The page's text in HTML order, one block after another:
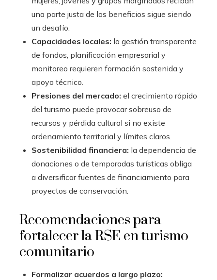
una parte justa de los beneficios sigue siendo
un desafío.
Capacidades locales: la gestión transparente
de fondos, planificación empresarial y
monitoreo requieren formación sostenida y
apoyo técnico.
Presiones del mercado: el crecimiento rápido
del turismo puede provocar sobreuso de
recursos y pérdida cultural si no existe
ordenamiento territorial y límites claros.
Sostenibilidad financiera: la dependencia de
donaciones o de temporadas turísticas obliga
a diversificar fuentes de financiamiento para
proyectos de conservación.
Recomendaciones para
fortalecer la RSE en turismo
comunitario
Formalizar acuerdos a largo plazo: